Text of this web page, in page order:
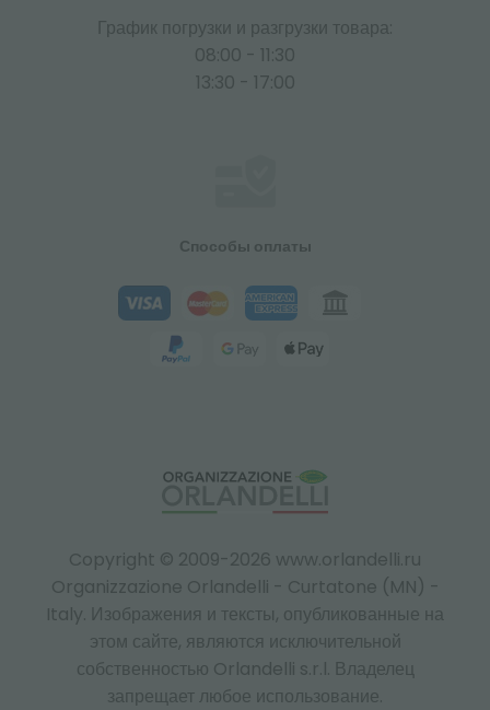
Copyright © 2009-2026 www.orlandelli.ru
Organizzazione Orlandelli - Curtatone (MN) -
Italy. Изображения и тексты, опубликованные на
этом сайте, являются исключительной
собственностью Orlandelli s.r.l. Владелец
запрещает любое использование.
График погрузки и разгрузки товара:
08:00 - 11:30
13:30 - 17:00
Способы оплаты